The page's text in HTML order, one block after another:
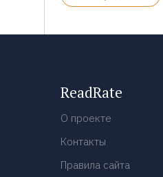
ReadRate
О проекте
Контакты
Правила сайта